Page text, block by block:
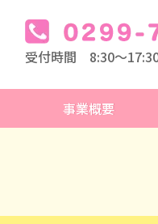
受付時間 8:30～
事業概要